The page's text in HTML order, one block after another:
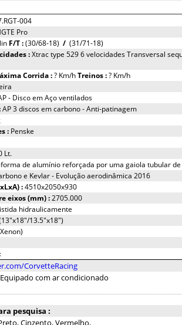
004
Pro
F/T :(30/68-18) / (31/71-18)
:Xtrac type 529 6 velocidades Transversal
Corrida :? Km/hTreinos :? Km/h
- Disco em Aço ventilados
AP 3 discos em carbono - Anti-patinagem
: Penske
Lt.
de alumínio reforçada por uma gaiola tubular
e Kevlar - Evolução aerodinâmica 2016
:4510x2050x930
eixos (mm) :2705.000
hidraulicamente
13.5"x18")
CorvetteRacing
Equipado com ar condicionado
pesquisa :
Cinzento, Vermelho,